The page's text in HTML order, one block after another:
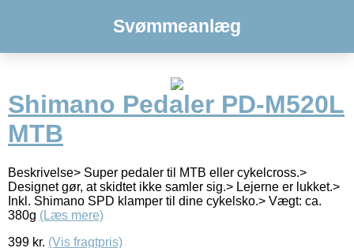
Svømmeanlæg
Shimano Pedaler PD-M520L
MTB
Beskrivelse> Super pedaler til MTB eller cykelcross.>
Designet gør, at skidtet ikke samler sig.> Lejerne er lukket.>
Inkl. Shimano SPD klamper til dine cykelsko.> Vægt: ca.
380g (Læs mere)
399 kr. (Vis fragtpris)